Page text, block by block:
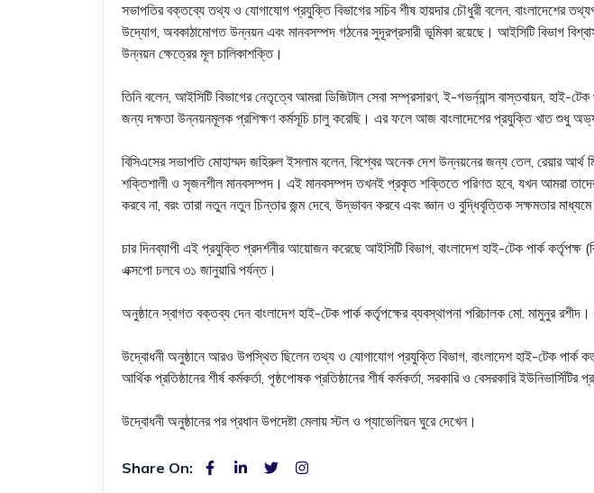
সভাপতির বক্তব্যে তথ্য ও যোগাযোগ প্রযুক্তি বিভাগের সচিব শীষ হায়দার চৌধুরী বলেন, বাংলাদেশের
উদ্যোগ, অবকাঠামোগত উন্নয়ন এবং মানবসম্পদ গঠনের সুদূরপ্রসারী ভূমিকা রয়েছে। আইসিটি বিভাগ
উন্নয়ন ক্ষেত্রের মূল চালিকাশক্তি।
তিনি বলেন, আইসিটি বিভাগের নেতৃত্বে আমরা ডিজিটাল সেবা সম্প্রসারণ, ই-গভর্ন্যান্স বাস্তবায়ন,
জন্য দক্ষতা উন্নয়নমূলক প্রশিক্ষণ কর্মসূচি চালু করেছি। এর ফলে আজ বাংলাদেশের প্রযুক্তি খাত শুধু
বিসিএসের সভাপতি মোহাম্মদ জহিরুল ইসলাম বলেন, বিশ্বের অনেক দেশ উন্নয়নের জন্য তেল, রেয়ার
শক্তিশালী ও সৃজনশীল মানবসম্পদ। এই মানবসম্পদ তখনই প্রকৃত শক্তিতে পরিণত হবে, যখন আমরা
করবে না, বরং তারা নতুন নতুন চিন্তার জন্ম দেবে, উদ্ভাবন করবে এবং জ্ঞান ও বুদ্ধিবৃত্তিক সক্ষমতার মাধ্যমে
চার দিনব্যাপী এই প্রযুক্তি প্রদর্শনীর আয়োজন করেছে আইসিটি বিভাগ, বাংলাদেশ হাই-টেক পার্ক
এক্সপো চলবে ৩১ জানুয়ারি পর্যন্ত।
অনুষ্ঠানে স্বাগত বক্তব্য দেন বাংলাদেশ হাই-টেক পার্ক কর্তৃপক্ষের ব্যবস্থাপনা পরিচালক মো. মামুনুর
উদ্বোধনী অনুষ্ঠানে আরও উপস্থিত ছিলেন তথ্য ও যোগাযোগ প্রযুক্তি বিভাগ, বাংলাদেশ হাই-টেক পার্ক
আর্থিক প্রতিষ্ঠানের শীর্ষ কর্মকর্তা, পৃষ্ঠপোষক প্রতিষ্ঠানের শীর্ষ কর্মকর্তা, সরকারি ও বেসরকারি
উদ্বোধনী অনুষ্ঠানের পর প্রধান উপদেষ্টা মেলায় স্টল ও প্যাভেলিয়ন ঘুরে দেখেন।
Share On: